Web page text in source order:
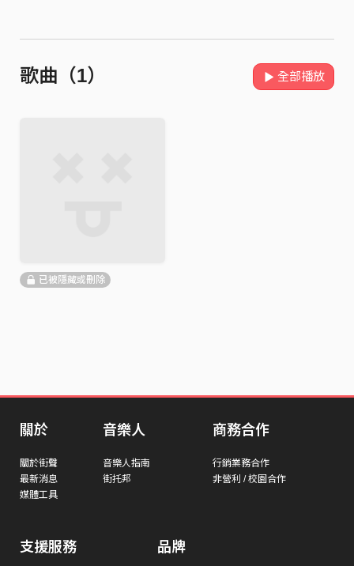
歌曲（1） 全部播放
已被隱藏或刪除
關於
關於街聲
最新消息
媒體工具
音樂人
音樂人指南
街托邦
商務合作
行銷業務合作
非營利 / 校園合作
支援服務 品牌